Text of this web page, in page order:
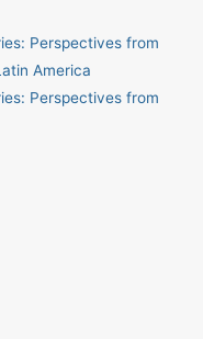
Perspectives from
America
Perspectives from